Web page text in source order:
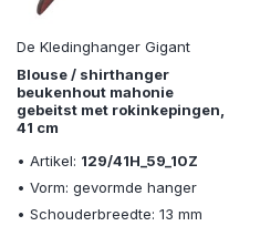
De Kledinghanger Gigant
Blouse / shirthanger
beukenhout mahonie
gebeitst met rokinkepingen,
41 cm
• Artikel: 129/41H_59_10Z
• Vorm: gevormde hanger
• Schouderbreedte: 13 mm